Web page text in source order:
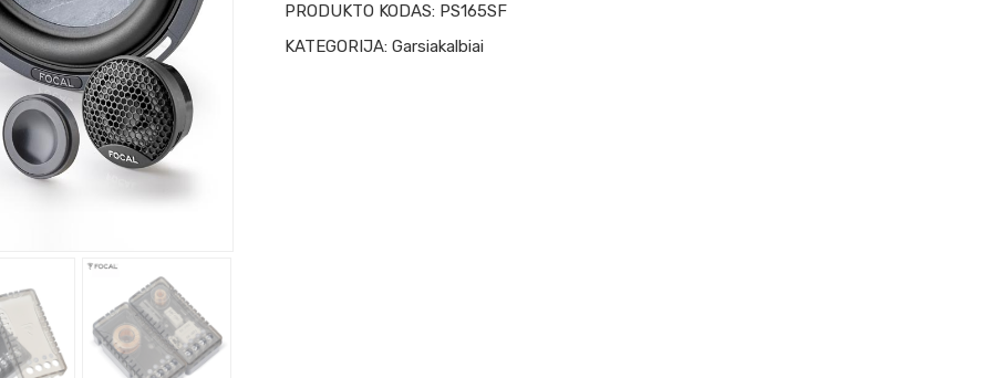
PRODUKTO KODAS: PS165SF
KATEGORIJA:Garsiakalbiai